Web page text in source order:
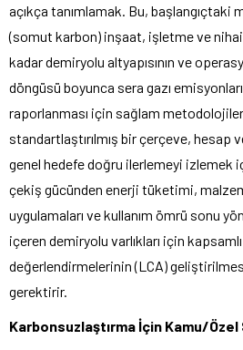
açıkça tanımlamak. Bu, başlangıçtaki
(somut karbon) inşaat, işletme ve nihai
kadar demiryolu altyapısının ve
döngüsü boyunca sera gazı
raporlanması için sağlam
standartlaştırılmış bir çerçeve, hesap
genel hedefe doğru ilerlemeyi izlemek
çekiş gücünden enerji tüketimi,
uygulamaları ve kullanım ömrü sonu
içeren demiryolu varlıkları için
değerlendirmelerinin (LCA)
gerektirir.
Karbonsuzlaştırma İçin Kamu/